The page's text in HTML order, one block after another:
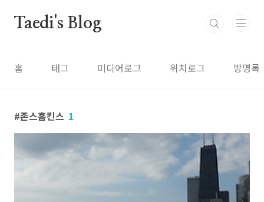
Taedi's Blog
홈 태그 미디어로그 위치로그 방명록
존스홈킨스 1